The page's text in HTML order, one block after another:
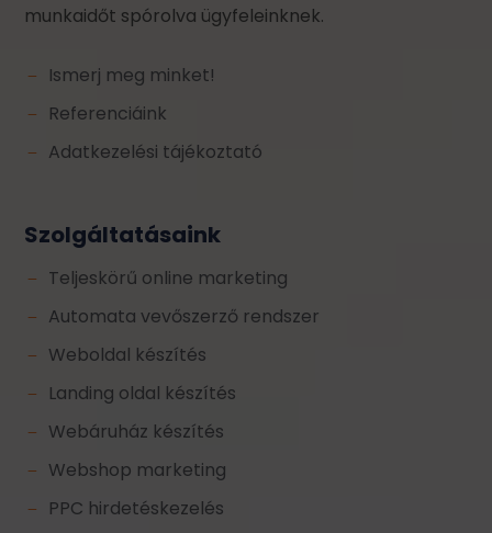
munkaidőt spórolva ügyfeleinknek.
K Ismerj meg minket!
K Referenciáink
K Adatkezelési tájékoztató
Szolgáltatásaink
K Teljeskörű online marketing
K Automata vevőszerző rendszer
K Weboldal készítés
K Landing oldal készítés
K Webáruház készítés
K Webshop marketing
K PPC hirdetéskezelés